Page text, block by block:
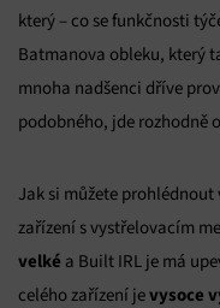
který – co se funkčnosti
Batmanova obleku, který
mnoha nadšenci dříve
podobného, jde rozhodně o
Jak si můžete
zařízení s vystřelovacím
velké a Built IRL je má
celého zařízení jevysoce